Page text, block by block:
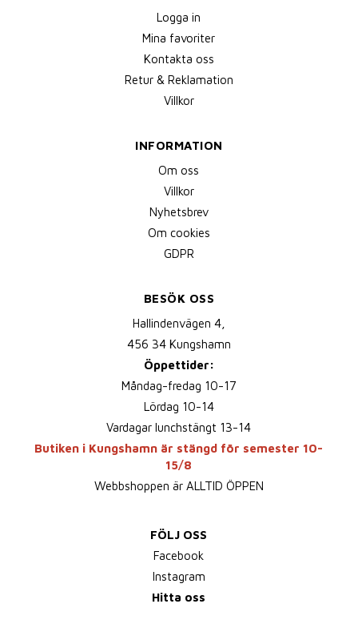
Logga in
Mina favoriter
Kontakta oss
Retur & Reklamation
Villkor
INFORMATION
Om oss
Villkor
Nyhetsbrev
Om cookies
GDPR
BESÖK OSS
Hallindenvägen 4,
456 34 Kungshamn
Öppettider:
Måndag-fredag 10-17
Lördag 10-14
Vardagar lunchstängt 13-14
Butiken i Kungshamn är stängd för semester 10-
15/8
Webbshoppen är ALLTID ÖPPEN
FÖLJ OSS
Facebook
Instagram
Hitta oss